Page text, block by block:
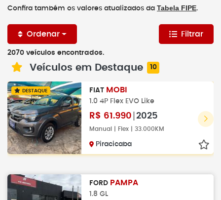
Confira também os valores atualizados da Tabela FIPE.
Ordenar Filtrar
2070 veículos encontrados.
Veículos em Destaque 10
DESTAQUE FIAT MOBI
1.0 4P Flex EVO Like
R$ 61.990 2025
Manual | Flex | 33.000KM
Piracicaba
FORD PAMPA
1.8 GL